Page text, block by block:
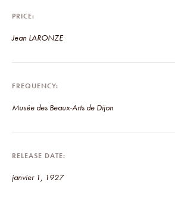
PRICE
Jean LARONZE
FREQUENCY
Musée des Beaux-Arts de Dijon
RELEASE DATE
janvier 1, 1927